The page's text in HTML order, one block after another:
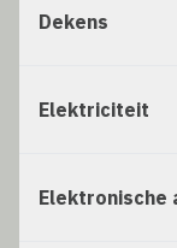
Dekens
Elektriciteit
Elektronische